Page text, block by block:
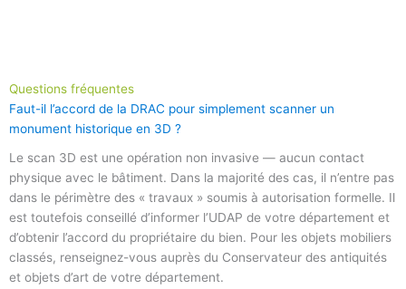
Questions fréquentes
Faut-il l’accord de la DRAC pour simplement scanner un
monument historique en 3D ?
Le scan 3D est une opération non invasive — aucun contact
physique avec le bâtiment. Dans la majorité des cas, il n’entre pas
dans le périmètre des « travaux » soumis à autorisation formelle. Il
est toutefois conseillé d’informer l’UDAP de votre département et
d’obtenir l’accord du propriétaire du bien. Pour les objets mobiliers
classés, renseignez-vous auprès du Conservateur des antiquités
et objets d’art de votre département.